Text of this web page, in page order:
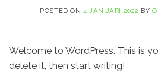
POSTED ON 4 JANUARI 2022 BY
Welcome to WordPress. This is
delete it, then start writing!